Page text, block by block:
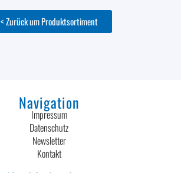
< Zurück um Produktsortiment
Navigation
Impressum
Datenschutz
Newsletter
Kontakt